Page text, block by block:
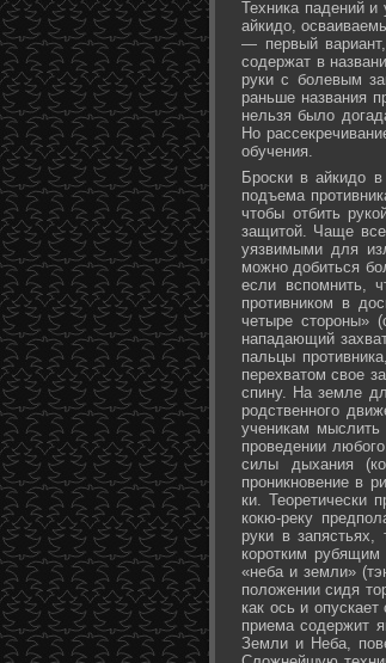
Техника падений
айкидо,
— первый
содержат в
руки с болевым
раньше названия
нельзя было
Но
обучения.
Броски в айкидо
подъема
чтобы отбить
защитой. Чаще
уязвимыми для
можно добиться
если вспомнить,
противником в
четыре стороны»
нападающий
пальцы
перехватом свое
спину. На земле
родственного
ученикам
проведении
силы дыхания
проникновение в
ки. Теоретически
кокю-реку
руки в
коротким
«неба и земли»
положении сидя
как ось и
приема содержит
Земли и Неба,